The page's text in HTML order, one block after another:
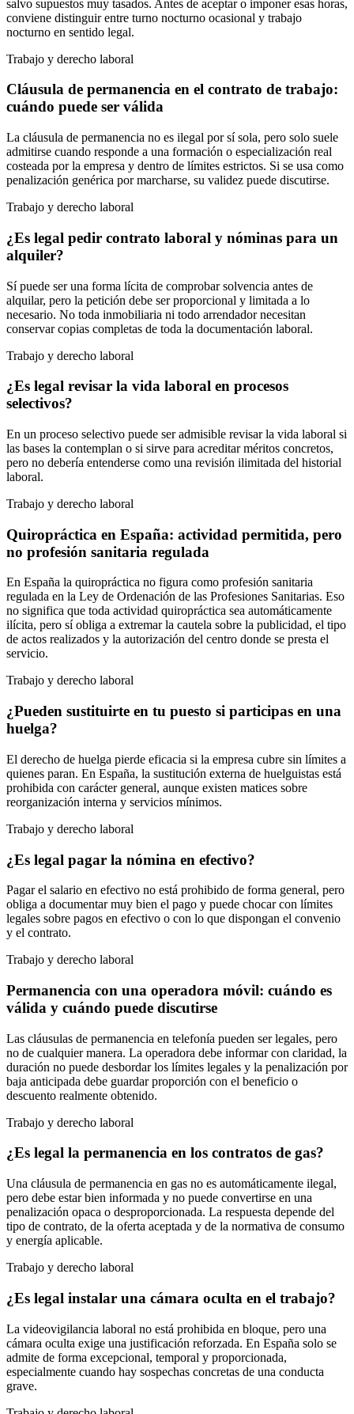
salvo supuestos muy tasados. Antes de aceptar o imponer esas horas,
conviene distinguir entre turno nocturno ocasional y trabajo
nocturno en sentido legal.
Trabajo y derecho laboral
Cláusula de permanencia en el contrato de trabajo:
cuándo puede ser válida
La cláusula de permanencia no es ilegal por sí sola, pero solo suele
admitirse cuando responde a una formación o especialización real
costeada por la empresa y dentro de límites estrictos. Si se usa como
penalización genérica por marcharse, su validez puede discutirse.
Trabajo y derecho laboral
¿Es legal pedir contrato laboral y nóminas para un
alquiler?
Sí puede ser una forma lícita de comprobar solvencia antes de
alquilar, pero la petición debe ser proporcional y limitada a lo
necesario. No toda inmobiliaria ni todo arrendador necesitan
conservar copias completas de toda la documentación laboral.
Trabajo y derecho laboral
¿Es legal revisar la vida laboral en procesos
selectivos?
En un proceso selectivo puede ser admisible revisar la vida laboral si
las bases la contemplan o si sirve para acreditar méritos concretos,
pero no debería entenderse como una revisión ilimitada del historial
laboral.
Trabajo y derecho laboral
Quiropráctica en España: actividad permitida, pero
no profesión sanitaria regulada
En España la quiropráctica no figura como profesión sanitaria
regulada en la Ley de Ordenación de las Profesiones Sanitarias. Eso
no significa que toda actividad quiropráctica sea automáticamente
ilícita, pero sí obliga a extremar la cautela sobre la publicidad, el tipo
de actos realizados y la autorización del centro donde se presta el
servicio.
Trabajo y derecho laboral
¿Pueden sustituirte en tu puesto si participas en una
huelga?
El derecho de huelga pierde eficacia si la empresa cubre sin límites a
quienes paran. En España, la sustitución externa de huelguistas está
prohibida con carácter general, aunque existen matices sobre
reorganización interna y servicios mínimos.
Trabajo y derecho laboral
¿Es legal pagar la nómina en efectivo?
Pagar el salario en efectivo no está prohibido de forma general, pero
obliga a documentar muy bien el pago y puede chocar con límites
legales sobre pagos en efectivo o con lo que dispongan el convenio
y el contrato.
Trabajo y derecho laboral
Permanencia con una operadora móvil: cuándo es
válida y cuándo puede discutirse
Las cláusulas de permanencia en telefonía pueden ser legales, pero
no de cualquier manera. La operadora debe informar con claridad, la
duración no puede desbordar los límites legales y la penalización por
baja anticipada debe guardar proporción con el beneficio o
descuento realmente obtenido.
Trabajo y derecho laboral
¿Es legal la permanencia en los contratos de gas?
Una cláusula de permanencia en gas no es automáticamente ilegal,
pero debe estar bien informada y no puede convertirse en una
penalización opaca o desproporcionada. La respuesta depende del
tipo de contrato, de la oferta aceptada y de la normativa de consumo
y energía aplicable.
Trabajo y derecho laboral
¿Es legal instalar una cámara oculta en el trabajo?
La videovigilancia laboral no está prohibida en bloque, pero una
cámara oculta exige una justificación reforzada. En España solo se
admite de forma excepcional, temporal y proporcionada,
especialmente cuando hay sospechas concretas de una conducta
grave.